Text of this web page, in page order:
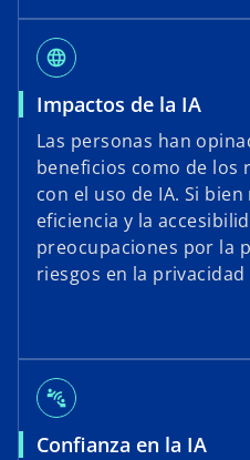
language
Impactos de la IA
Las personas han
beneficios como de los
con el uso de IA. Si
eficiencia y la
preocupaciones por la
riesgos en la
connect_without_contact
Confianza en la IA